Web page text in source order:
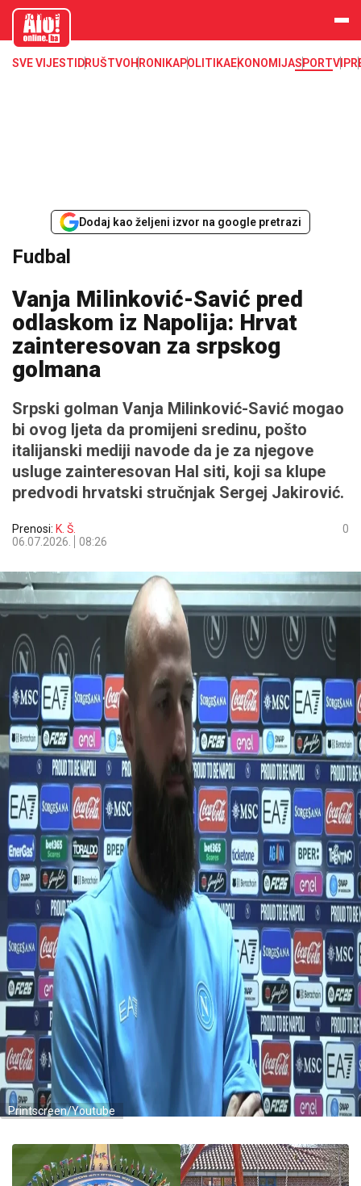
aloonline.b
SVE VIJESTI DRUŠTVOHRONIKAPOLITIKAEKONOMIJASPORTVIP
Dodaj kao željeni izvor na google pretrazi
Fudbal
Vanja Milinković-Savić pred
odlaskom iz Napolija: Hrvat
zainteresovan za srpskog
golmana
Srpski golman Vanja Milinković-Savić mogao
bi ovog ljeta da promijeni sredinu, pošto
italijanski mediji navode da je za njegove
usluge zainteresovan Hal siti, koji sa klupe
predvodi hrvatski stručnjak Sergej Jakirović.
Prenosi: K. Š.
06.07.2026.
08:26
0
Printscreen/Youtube